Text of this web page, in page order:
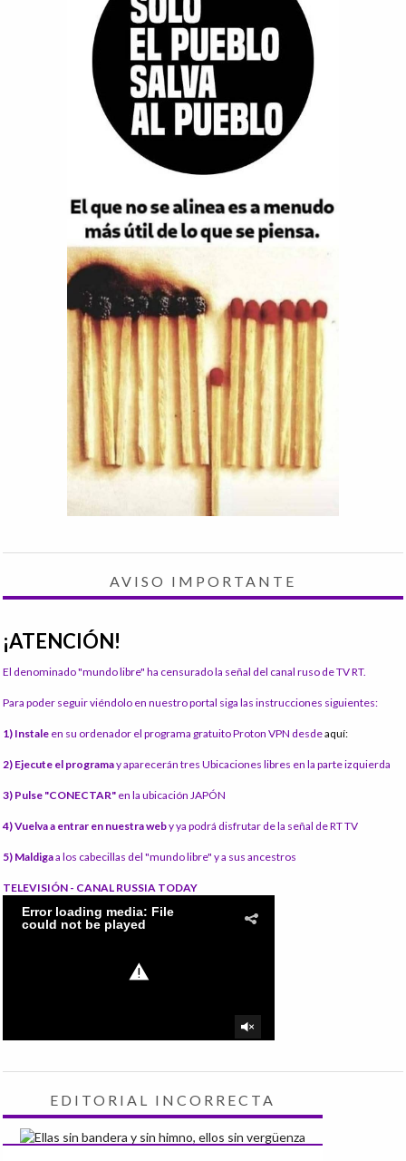
AVISO IMPORTANTE
¡ATENCIÓN!
El denominado "mundo libre" ha censurado la señal del canal ruso de TV RT.
Para poder seguir viéndolo en nuestro portal siga las instrucciones siguientes:
1) Instale en su ordenador el programa gratuito Proton VPN desdeaquí:
2) Ejecute el programay aparecerán tres Ubicaciones libres en la parte izquierda
3) Pulse "CONECTAR" en la ubicación JAPÓN
4) Vuelva a entrar en nuestra weby ya podrá disfrutar de la señal de RT TV
5) Maldigaa los cabecillas del "mundo libre" y a sus ancestros
TELEVISIÓN - CANAL RUSSIA TODAY
EDITORIAL INCORRECTA